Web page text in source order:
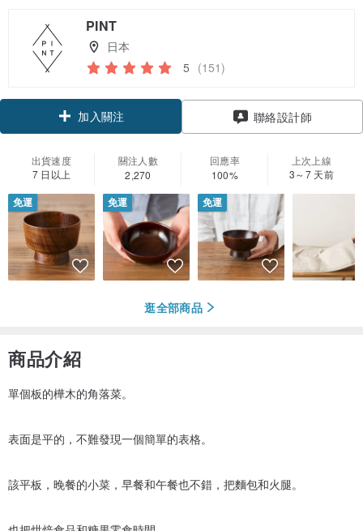
PINT
日本
5 (151)
加入關注 聯絡設計師
出貨速度
7 日以上
關注人數
2,270
回應率
100%
上次上線
3～7 天前
免運 免運 免運
逛全部商品
商品介紹
單個板的樺木的角落菜。
表面是平的，不難發現一個簡單的表格。
該平板，晚餐的小菜，早餐和午餐也不錯，把麵包和火腿。